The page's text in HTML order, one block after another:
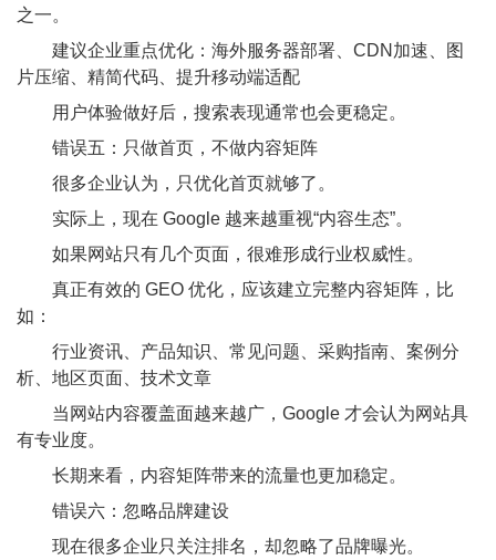
之一。
建议企业重点优化：海外服务器部署、CDN加速、图
片压缩、精简代码、提升移动端适配
用户体验做好后，搜索表现通常也会更稳定。
错误五：只做首页，不做内容矩阵
很多企业认为，只优化首页就够了。
实际上，现在 Google 越来越重视“内容生态”。
如果网站只有几个页面，很难形成行业权威性。
真正有效的 GEO 优化，应该建立完整内容矩阵，比
如：
行业资讯、产品知识、常见问题、采购指南、案例分
析、地区页面、技术文章
当网站内容覆盖面越来越广，Google 才会认为网站具
有专业度。
长期来看，内容矩阵带来的流量也更加稳定。
错误六：忽略品牌建设
现在很多企业只关注排名，却忽略了品牌曝光。